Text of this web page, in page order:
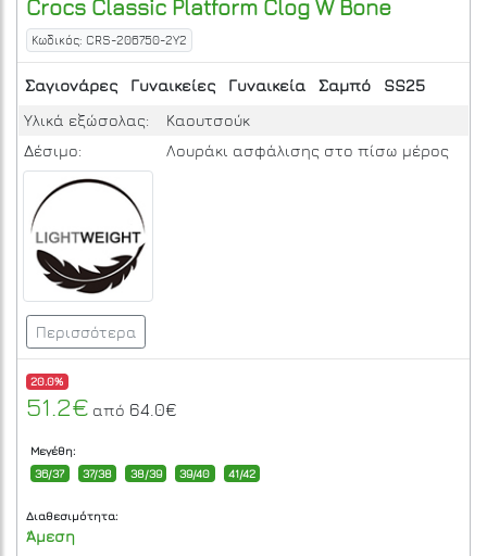
Crocs Classic Platform Clog WBone
Κωδικός: CRS-206750-2Y2
Σαγιονάρες Γυναικείες Γυναικεία Σαμπό
SS25
Υλικά εξώσολας:
Καουτσούκ
Δέσιμο:
Λουράκι ασφάλισης στο πίσω μέρος
Περισσότερα
20.0%
51.2€ από 64.0€
Μεγέθη:
36/37
37/38 38/39 39/40 41/42
Διαθεσιμότητα:
Άμεση